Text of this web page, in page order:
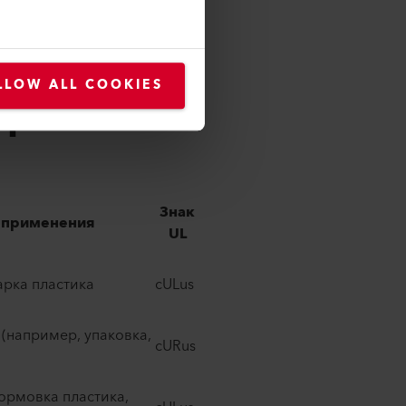
ALL COOKIES
Тем не менее, если на
безопасные,
во всех 50 штатах.​
Знак
UL
пластика cULus ​
упаковка, cURus ​
пластика,